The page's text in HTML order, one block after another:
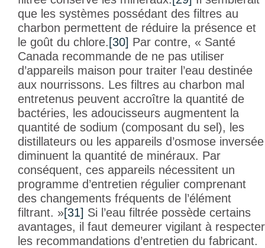
que les systèmes possédant des filtres au
charbon permettent de réduire la présence et
le goût du chlore.[30] Par contre, « Santé
Canada recommande de ne pas utiliser
d’appareils maison pour traiter l’eau destinée
aux nourrissons. Les filtres au charbon mal
entretenus peuvent accroître la quantité de
bactéries, les adoucisseurs augmentent la
quantité de sodium (composant du sel), les
distillateurs ou les appareils d’osmose inversée
diminuent la quantité de minéraux. Par
conséquent, ces appareils nécessitent un
programme d’entretien régulier comprenant
des changements fréquents de l’élément
filtrant. »[31] Si l’eau filtrée possède certains
avantages, il faut demeurer vigilant à respecter
les recommandations d’entretien du fabricant.